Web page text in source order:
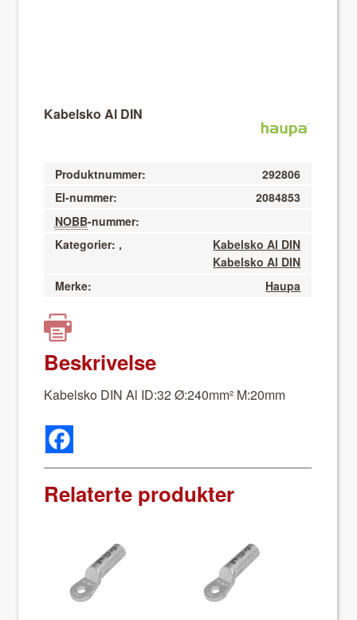
Kabelsko Al DIN
Produktnummer:
292806
El-nummer:
2084853
NOBB-nummer:
Kategorier:
Kabelsko Al DIN
,
Kabelsko Al DIN
Merke:
Haupa
Beskrivelse
Kabel­sko DIN Al ID:32 Ø:240mm² M:20mm
Relaterte produkter